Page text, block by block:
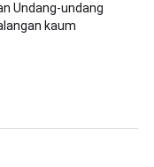
Undang-undang
kaum